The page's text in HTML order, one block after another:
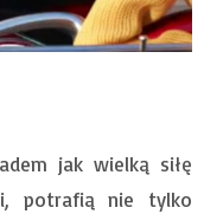
jak wielką siłę
potrafią nie tylko